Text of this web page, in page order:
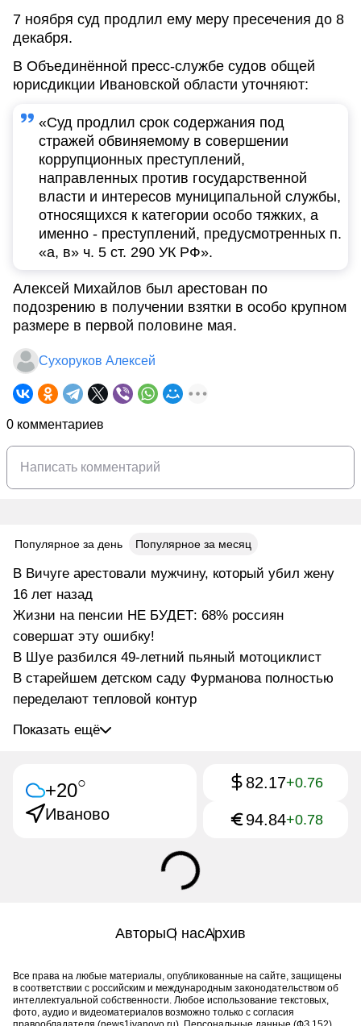
7 ноября суд продлил ему меру пресечения до 8
декабря.
В Объединённой пресс-службе судов общей
юрисдикции Ивановской области уточняют:
«Суд продлил срок содержания под
стражей обвиняемому в совершении
коррупционных преступлений,
направленных против государственной
власти и интересов муниципальной службы,
относящихся к категории особо тяжких, а
именно - преступлений, предусмотренных п.
«а, в» ч. 5 ст. 290 УК РФ».
Алексей Михайлов был арестован по
подозрению в получении взятки в особо крупном
размере в первой половине мая.
Сухоруков Алексей
0 комментариев
Популярное за день Популярное за месяц
В Вичуге арестовали мужчину, который убил жену
16 лет назад
Жизни на пенсии НЕ БУДЕТ: 68% россиян
совершат эту ошибку!
В Шуе разбился 49-летний пьяный мотоциклист
В старейшем детском саду Фурманова полностью
переделают тепловой контур
Показать ещё
+20○
Иваново
82.17+0.76
94.84+0.78
АвторыО насАрхив
Все права на любые материалы, опубликованные на сайте, защищены
в соответствии с российским и международным законодательством об
интеллектуальной собственности. Любое использование текстовых,
фото, аудио и видеоматериалов возможно только с согласия